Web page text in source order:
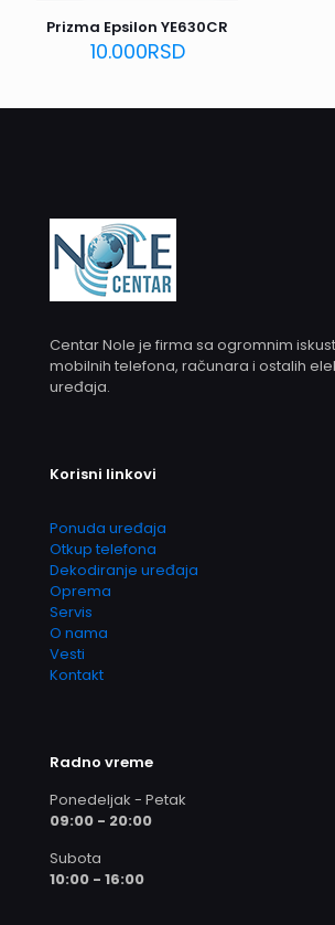
Prizma Epsilon YE630CR
10.000RSD
Centar Nole je firma sa ogromnim
mobilnih telefona, računara i ostalih
uređaja.
Korisni linkovi
Ponuda uređaja
Otkup telefona
Dekodiranje uređaja
Oprema
Servis
O nama
Vesti
Kontakt
Radno vreme
Ponedeljak - Petak
09:00 - 20:00
Subota
10:00 - 16:00